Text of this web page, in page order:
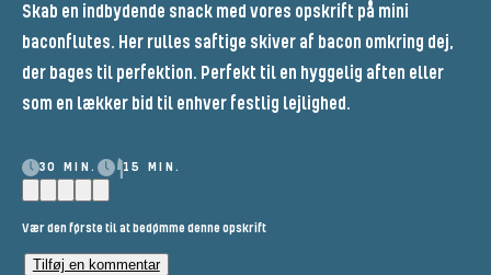
Skab en indbydende snack med vores opskrift på mini
baconflutes. Her rulles saftige skiver af bacon omkring dej,
der bages til perfektion. Perfekt til en hyggelig aften eller
som en lækker bid til enhver festlig lejlighed.
30 MIN. 15 MIN.
Vær den første til at bedømme denne opskrift
Tilføj en kommentar